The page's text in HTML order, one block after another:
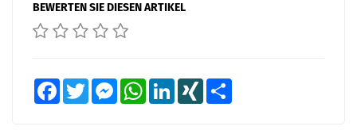
BEWERTEN SIE DIESEN ARTIKEL
FacebookTwitter MessengerWhatsAppLinkedInXING